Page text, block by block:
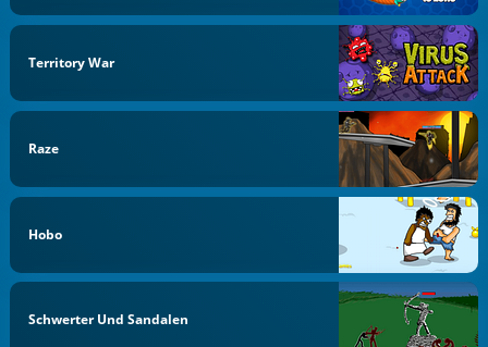
Territory War
Raze
Hobo
Schwerter Und Sandalen